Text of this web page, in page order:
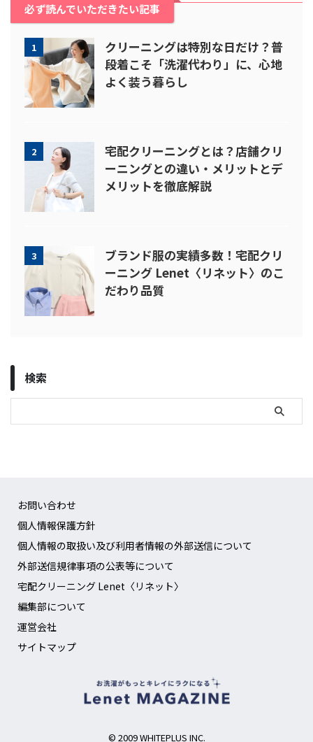
必ず読んでいただきたい記事
1
クリーニングは特別な日だけ？普
段着こそ「洗濯代わり」に、心地
よく装う暮らし
2
宅配クリーニングとは？店舗クリ
ーニングとの違い・メリットとデ
メリットを徹底解説
3
ブランド服の実績多数！宅配クリ
ーニング Lenet〈リネット〉のこ
だわり品質
検索
お問い合わせ
個人情報保護方針
個人情報の取扱い及び利用者情報の外部送信について
外部送信規律事項の公表等について
宅配クリーニング Lenet〈リネット〉
編集部について
運営会社
サイトマップ
© 2009 WHITEPLUS INC.